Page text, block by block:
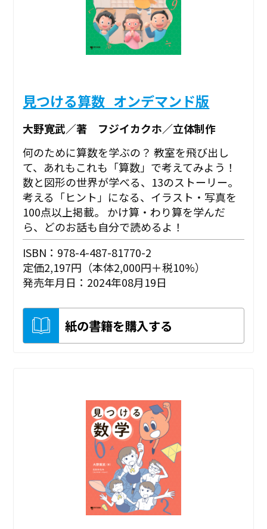
見つける算数_オンデマンド版
大野寛武／著 フジイカクホ／立体制作
何のために算数を学ぶの？ 教室を飛び出し
て、あれもこれも「算数」で考えてみよう！
数と図形の世界が学べる、13のストーリー。
考える「ヒント」になる、イラスト・写真を
100点以上掲載。 かけ算・わり算を学んだ
ら、どのお話も自分で読めるよ！
ISBN：978-4-487-81770-2
定価2,197円（本体2,000円＋税10%）
発売年月日：2024年08月19日
紙の書籍を購入する